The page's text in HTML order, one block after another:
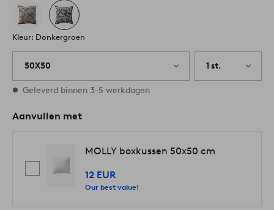
Kleur: Donkergroen
50X50 1 st.
Op voorraad
Geleverd binnen 3-5 werkdagen
Aanvullen met
MOLLY boxkussen 50x50 cm
12 EUR
Our best value!